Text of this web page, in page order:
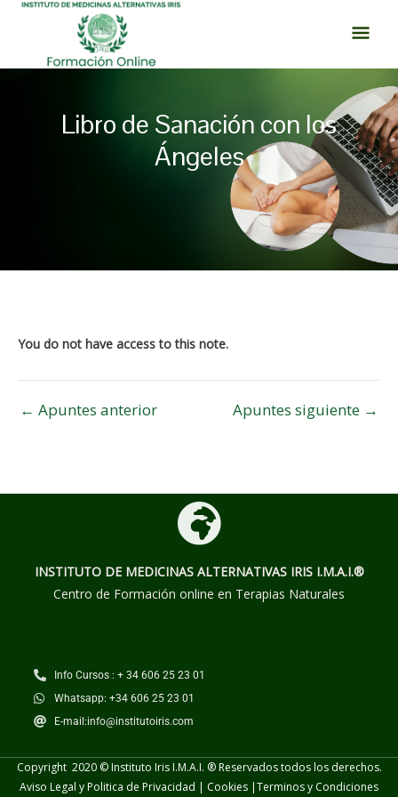
contenido
Libro de Sanación con los
Ángeles
You do not have access to this note.
entradas
← Apuntes anterior Apuntes siguiente →
INSTITUTO DE MEDICINAS ALTERNATIVAS IRIS I.M.A.I.®
Centro de Formación online en Terapias Naturales
Info Cursos : + 34 606 25 23 01
Whatsapp: +34 606 25 23 01
E-mail:info@institutoiris.com
Copyright 2020 © Instituto Iris I.M.A.I. ® Reservados todos los derechos.
Aviso Legal y Politica de Privacidad | Cookies |Terminos y Condiciones